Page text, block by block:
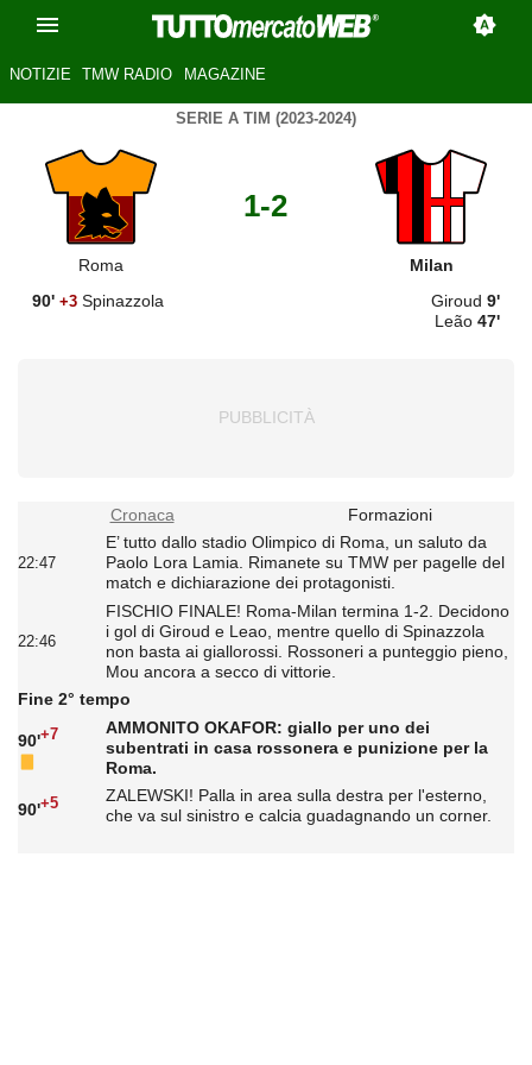
NOTIZIE TMW RADIO MAGAZINE
SERIE A TIM (2023-2024)
Roma
1-2
Milan
90' +3 Spinazzola Giroud 9'
Leão 47'
Cronaca Formazioni
22:47
E’ tutto dallo stadio Olimpico di Roma, un saluto da
Paolo Lora Lamia. Rimanete su TMW per pagelle del
match e dichiarazione dei protagonisti.
22:46
FISCHIO FINALE! Roma-Milan termina 1-2. Decidono
i gol di Giroud e Leao, mentre quello di Spinazzola
non basta ai giallorossi. Rossoneri a punteggio pieno,
Mou ancora a secco di vittorie.
Fine 2° tempo
90'+7
AMMONITO OKAFOR: giallo per uno dei
subentrati in casa rossonera e punizione per la
Roma.
90'+5
ZALEWSKI! Palla in area sulla destra per l'esterno,
che va sul sinistro e calcia guadagnando un corner.